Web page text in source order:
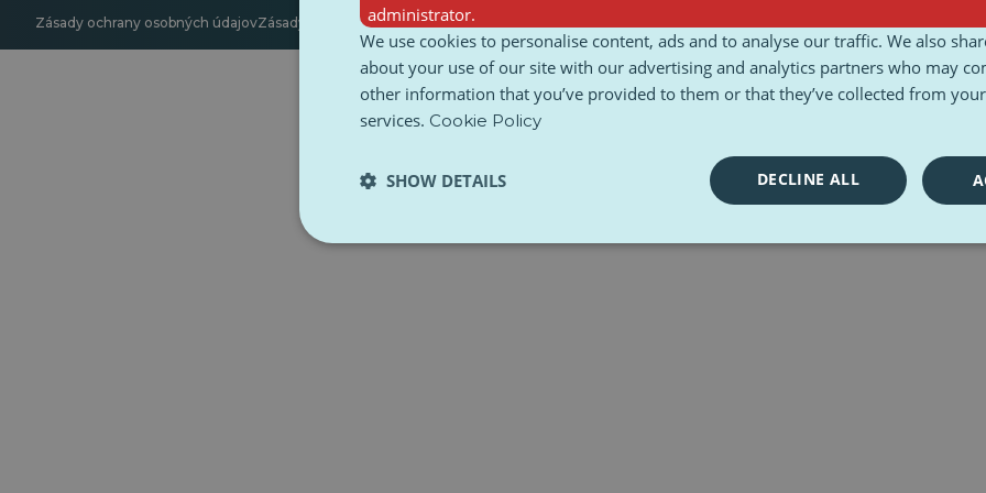
Zásady ochrany osobných údajovZásady používania súborov cookie
administrator.
We use cookies to personalise content, ads and to analyse our traffic. We also
about your use of our site with our advertising and analytics partners who may
other information that you’ve provided to them or that they’ve collected from
services. Cookie Policy
DECLINE ALL
SHOW DETAILS